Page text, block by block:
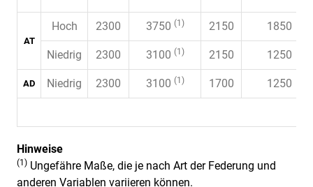
AT
Hoch 2300 3750 (1) 2150 1850
Niedrig 2300 3100 (1) 2150 1250
AD Niedrig 2300 3100 (1) 1700 1250
Hinweise
(1) Ungefähre Maße, die je nach Art der Federung und
anderen Variablen variieren können.